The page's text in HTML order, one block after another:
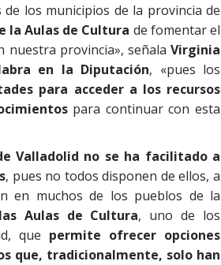
de los municipios de la provincia de
la Aulas de Cultura de fomentar el
provincia», señala Virginia
en la Diputación, «pues los
para acceder a los recursos
para continuar con esta
Valladolid no se ha facilitado a
, pues no todos disponen de ellos, a
en muchos de los pueblos de la
Aulas de Cultura, uno de los
que permite ofrecer opciones
que, tradicionalmente, solo han